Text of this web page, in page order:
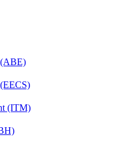
(ABE)
(ITM)